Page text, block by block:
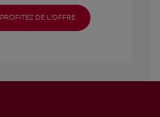
PROFITEZ DE L'OFFRE